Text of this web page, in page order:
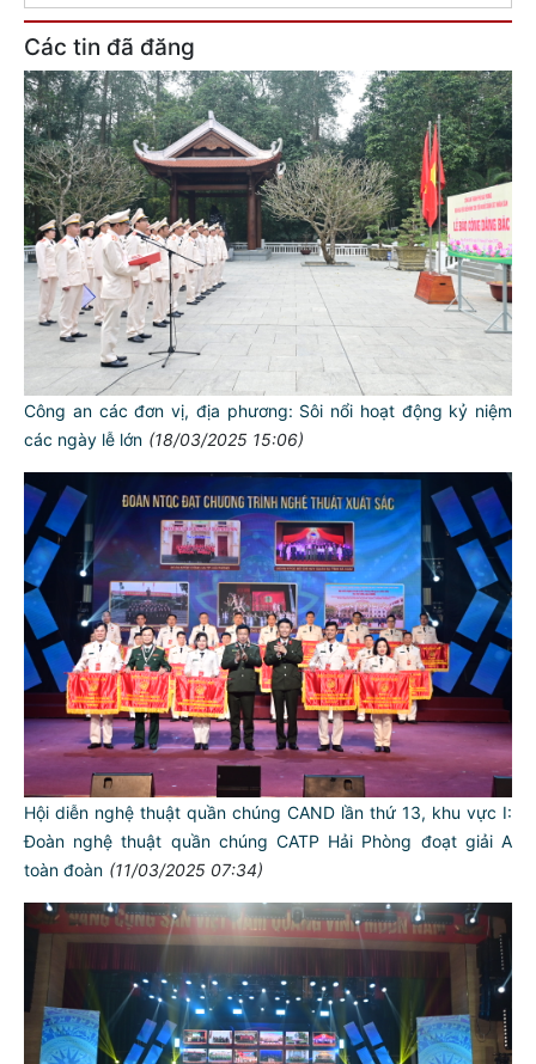
Các tin đã đăng
Công an các đơn vị, địa phương: Sôi nổi hoạt động kỷ niệm
các ngày lễ lớn (18/03/2025 15:06)
Hội diễn nghệ thuật quần chúng CAND lần thứ 13, khu vực I:
Đoàn nghệ thuật quần chúng CATP Hải Phòng đoạt giải A
toàn đoàn (11/03/2025 07:34)